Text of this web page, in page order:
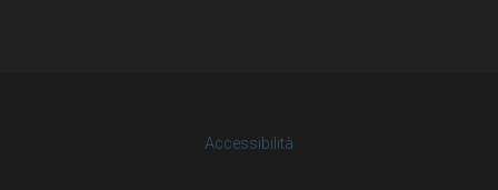
Accessibilità